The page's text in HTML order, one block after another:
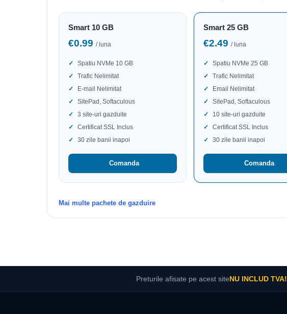
Smart 10 GB
€0.99 / luna
Spatiu NVMe 10 GB
Trafic Nelimitat
E-mail Nelimitat
SitePad, Softaculous
3 site-uri gazduite
Certificat SSL Inclus
30 zile banii inapoi
Comanda
Smart 25 GB
€2.49/ luna
Spatiu NVMe 25 GB
Trafic Nelimitat
Email Nelimitat
SitePad, Softaculous
10 site-uri gazduite
Certificat SSL Inclus
30 zile banii inapoi
Comanda
Mai multe pachete de gazduire
Preturile afisate pe acest site NU INCLUD TVA!